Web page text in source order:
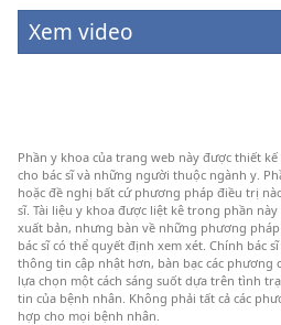
Xem video
Phần y khoa của trang web này được thiết
cho bác sĩ và những người thuộc ngành y.
hoặc đề nghị bất cứ phương pháp điều trị
sĩ. Tài liệu y khoa được liệt kê trong phần
xuất bản, nhưng bàn về những phương
bác sĩ có thể quyết định xem xét. Chính bác
thông tin cập nhật hơn, bàn bạc các phương
lựa chọn một cách sáng suốt dựa trên tình
tin của bệnh nhân. Không phải tất cả các
hợp cho mọi bệnh nhân.